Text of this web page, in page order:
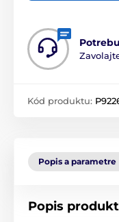
Kód produktu:
Popis a parametre
Popis